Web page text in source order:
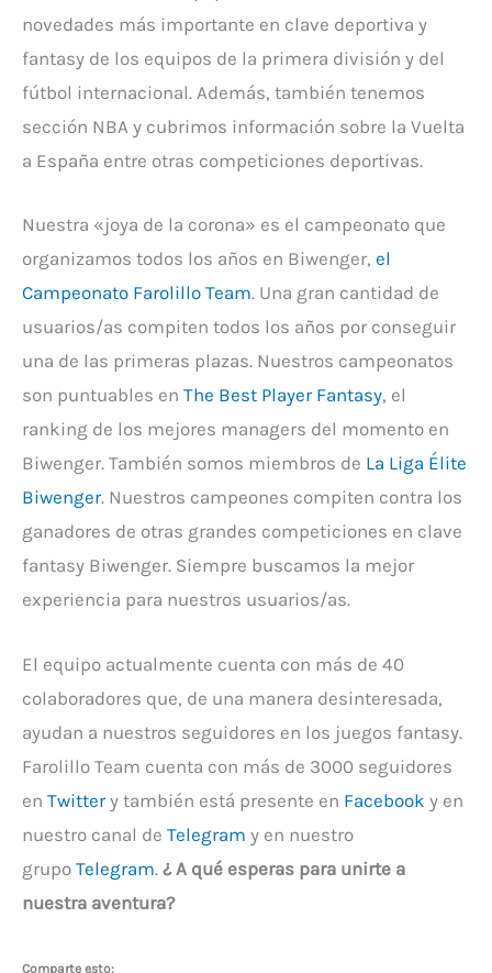
novedades más importante en clave deportiva y
fantasy de los equipos de la primera división y del
fútbol internacional. Además, también tenemos
sección NBA y cubrimos información sobre la Vuelta
a España entre otras competiciones deportivas.
Nuestra «joya de la corona» es el campeonato que
organizamos todos los años en Biwenger, el
Campeonato Farolillo Team. Una gran cantidad de
usuarios/as compiten todos los años por conseguir
una de las primeras plazas. Nuestros campeonatos
son puntuables en The Best Player Fantasy, el
ranking de los mejores managers del momento en
Biwenger. También somos miembros de La Liga Élite
Biwenger. Nuestros campeones compiten contra los
ganadores de otras grandes competiciones en clave
fantasy Biwenger. Siempre buscamos la mejor
experiencia para nuestros usuarios/as.
El equipo actualmente cuenta con más de 40
colaboradores que, de una manera desinteresada,
ayudan a nuestros seguidores en los juegos fantasy.
Farolillo Team cuenta con más de 3000 seguidores
en Twittery también está presente en Facebook y en
nuestro canal de Telegram y en nuestro
grupo Telegram. ¿ A qué esperas para unirte a
nuestra aventura?
Comparte esto: